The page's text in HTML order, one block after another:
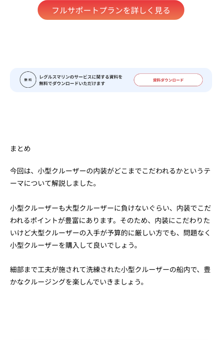
フルサポートプランを詳しく見る
まとめ
今回は、小型クルーザーの内装がどこまでこだわれるかというテ
ーマについて解説しました。
小型クルーザーも大型クルーザーに負けないぐらい、内装でこだ
われるポイントが豊富にあります。そのため、内装にこだわりた
いけど大型クルーザーの入手が予算的に厳しい方でも、問題なく
小型クルーザーを購入して良いでしょう。
細部まで工夫が施されて洗練された小型クルーザーの船内で、豊
かなクルージングを楽しんでいきましょう。